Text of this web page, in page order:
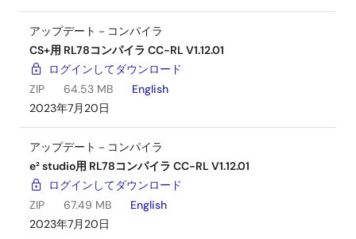
アップデート－コンパイラ
CS+用 RL78コンパイラ CC-RL V1.12.01
ログインしてダウンロード
ZIP
64.53 MB
English
2023年7月20日
アップデート－コンパイラ
e² studio用 RL78コンパイラ CC-RL V1.12.01
ログインしてダウンロード
ZIP
67.49 MB
English
2023年7月20日